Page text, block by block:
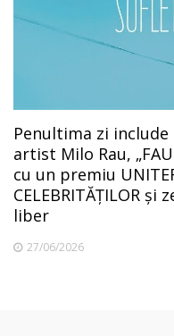
Penultima zi
artist Milo Rau,
cu un premiu
CELEBRITĂȚILOR
liber
27/06/2026